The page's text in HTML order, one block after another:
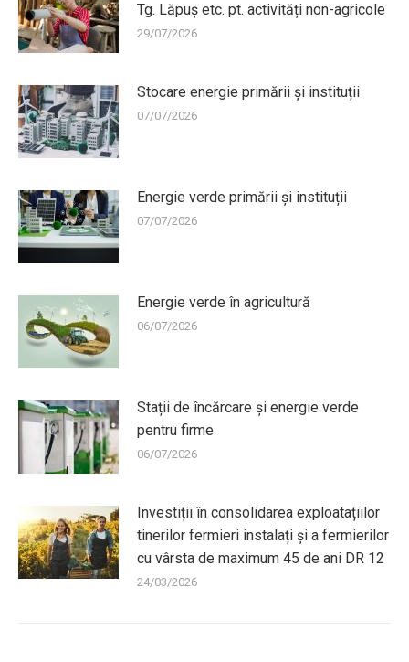
Tg. Lăpuș etc. pt. activități non-agricole
29/07/2026
Stocare energie primării și instituții
07/07/2026
Energie verde primării și instituții
07/07/2026
Energie verde în agricultură
06/07/2026
Stații de încărcare și energie verde
pentru firme
06/07/2026
Investiții în consolidarea exploatațiilor
tinerilor fermieri instalați și a fermierilor
cu vârsta de maximum 45 de ani DR 12
24/03/2026